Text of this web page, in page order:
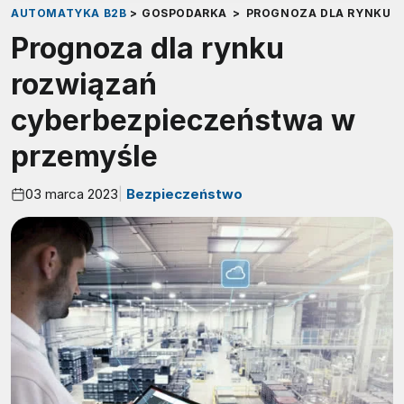
AUTOMATYKA B2B > GOSPODARKA > PROGNOZA DLA RYNKU
Prognoza dla rynku
rozwiązań
cyberbezpieczeństwa w
przemyśle
03 marca 2023 Bezpieczeństwo